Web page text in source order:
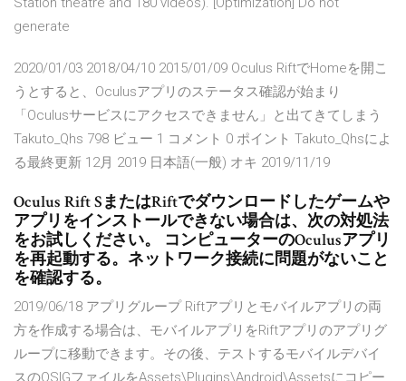
generate
2020/01/03 2018/04/10 2015/01/09 Oculus RiftでHomeを開こ
うとすると、Oculusアプリのステータス確認が始まり
「Oculusサービスにアクセスできません」と出てきてしまう
Takuto_Qhs 798 ビュー 1 コメント 0 ポイント Takuto_Qhsによ
る最終更新 12月 2019 日本語(一般) オキ 2019/11/19
Oculus Rift SまたはRiftでダウンロードしたゲームや
アプリをインストールできない場合は、次の対処法
をお試しください。 コンピューターのOculusアプリ
を再起動する。ネットワーク接続に問題がないこと
を確認する。
2019/06/18 アプリグループ Riftアプリとモバイルアプリの両
方を作成する場合は、モバイルアプリをRiftアプリのアプリグ
ループに移動できます。その後、テストするモバイルデバイ